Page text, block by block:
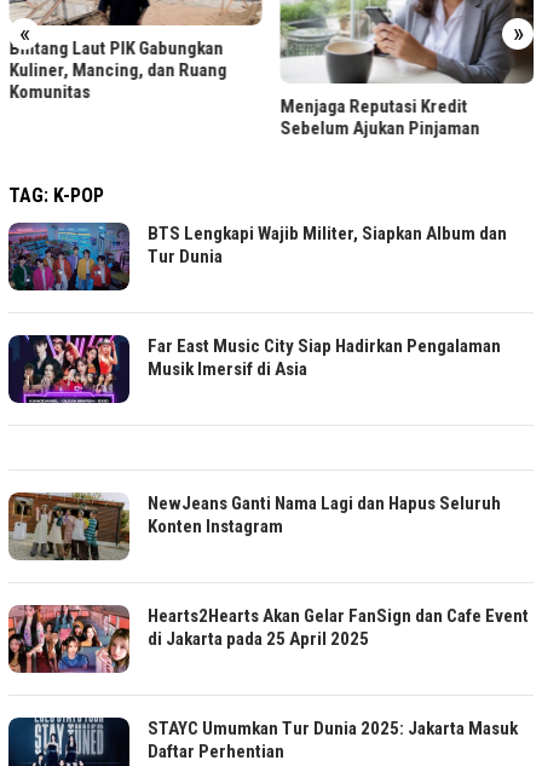
« »
Bintang Laut PIK Gabungkan
Kuliner, Mancing, dan Ruang
Komunitas
Menjaga Reputasi Kredit
Sebelum Ajukan Pinjaman
TAG: K-POP
BTS Lengkapi Wajib Militer, Siapkan Album dan
Tur Dunia
Far East Music City Siap Hadirkan Pengalaman
Musik Imersif di Asia
NewJeans Ganti Nama Lagi dan Hapus Seluruh
Konten Instagram
Hearts2Hearts Akan Gelar FanSign dan Cafe Event
di Jakarta pada 25 April 2025
STAYC Umumkan Tur Dunia 2025: Jakarta Masuk
Daftar Perhentian